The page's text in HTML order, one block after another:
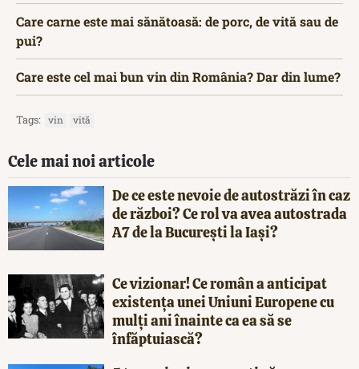
Care carne este mai sănătoasă: de porc, de vită sau de
pui?
Care este cel mai bun vin din România? Dar din lume?
Tags: vin vită
Cele mai noi articole
De ce este nevoie de autostrăzi în caz
de război? Ce rol va avea autostrada
A7 de la București la Iași?
Ce vizionar! Ce român a anticipat
existența unei Uniuni Europene cu
mulți ani înainte ca ea să se
înfăptuiască?